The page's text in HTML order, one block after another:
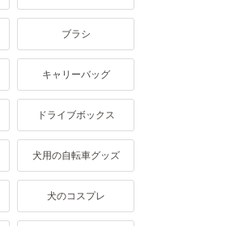
ブラシ
キャリーバッグ
ドライブボックス
犬用の自転車グッズ
犬のコスプレ